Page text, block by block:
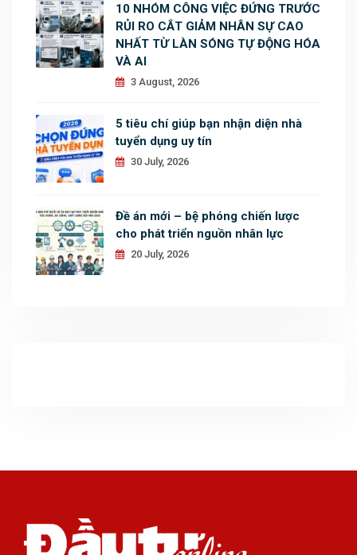
10 NHÓM CÔNG VIỆC ĐỨNG TRƯỚC
RỦI RO CẮT GIẢM NHÂN SỰ CAO
NHẤT TỪ LÀN SÓNG TỰ ĐỘNG HÓA
VÀ AI
3 August, 2026
5 tiêu chí giúp bạn nhận diện nhà
tuyển dụng uy tín
30 July, 2026
Đề án mới – bệ phóng chiến lược
cho phát triển nguồn nhân lực
20 July, 2026